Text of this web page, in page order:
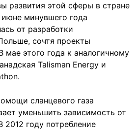
развития этой сферы в стране
минувшего года
от разработки
сочтя проекты
мае этого года к аналогичному
Talisman Energy и
сланцевого газа
уменьшить зависимость от
2012 году потребление